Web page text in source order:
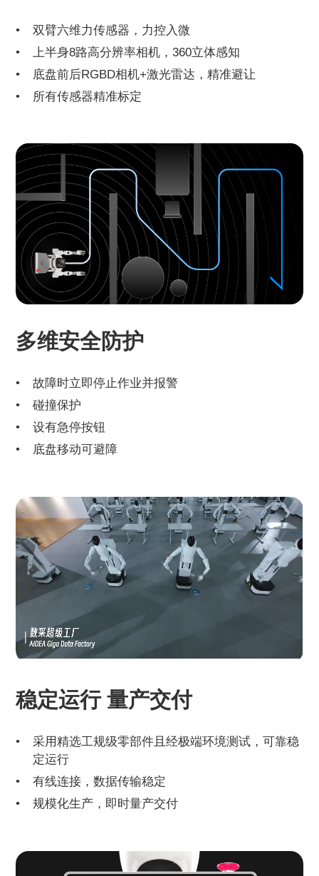
双臂六维力传感器，力控入微
上半身8路高分辨率相机，360立体感知
底盘前后RGBD相机+激光雷达，精准避让
所有传感器精准标定
多维安全防护
故障时立即停止作业并报警
碰撞保护
设有急停按钮
底盘移动可避障
稳定运行 量产交付
采用精选工规级零部件且经极端环境测试，可靠稳
定运行
有线连接，数据传输稳定
规模化生产，即时量产交付